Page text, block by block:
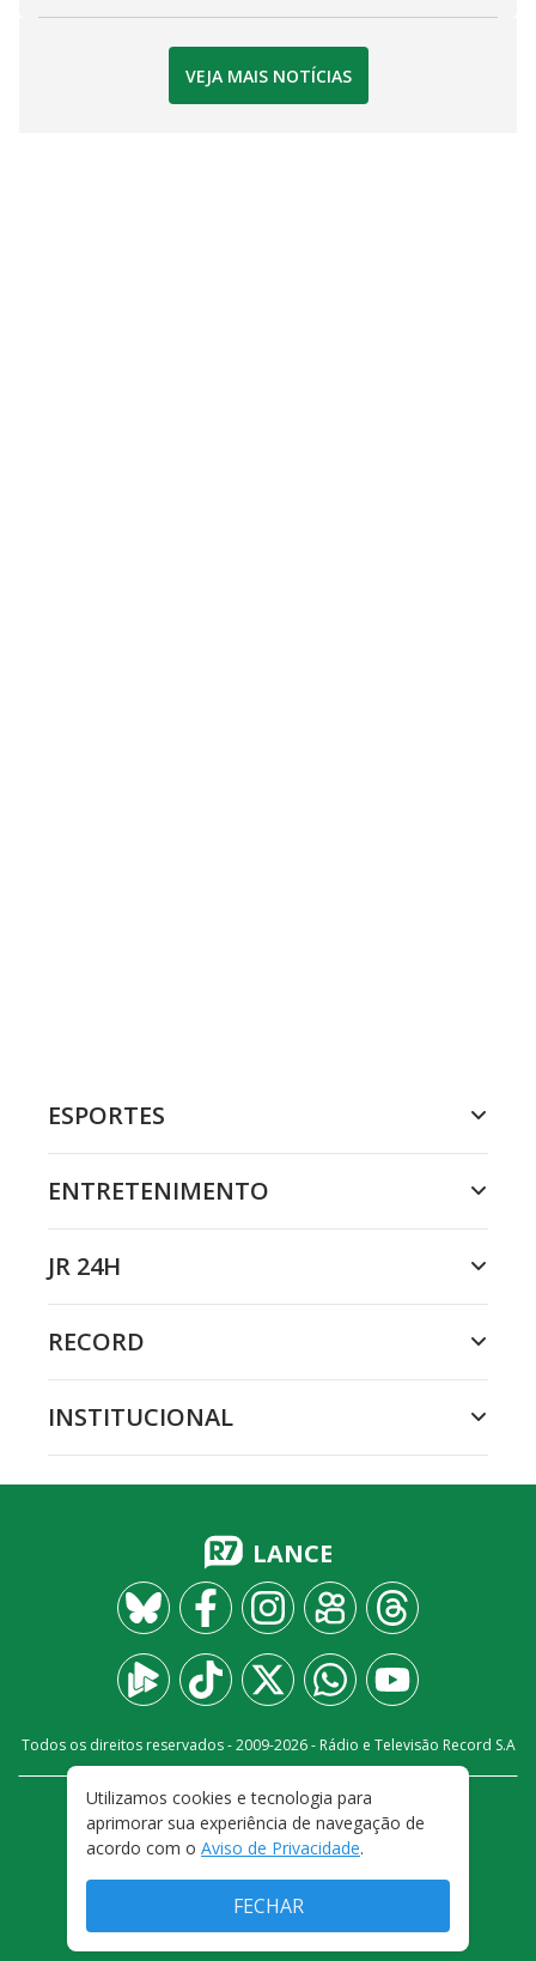
VEJA MAIS NOTÍCIAS
ESPORTES
ENTRETENIMENTO
JR 24H
RECORD
INSTITUCIONAL
LANCE
Todos os direitos reservados - 2009-2026- Rádio e Televisão Record S.A
FALE CONOSCO
PRIVACIDADE
TERMOS E CONDIÇÕES DE USO
Utilizamos cookies e tecnologia para
aprimorar sua experiência de navegação de
acordo com o Aviso de Privacidade.
FECHAR